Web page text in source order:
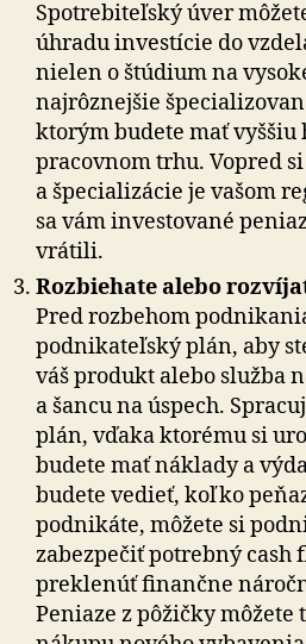
Spotrebiteľský úver
úhradu investície do
nielen o štúdium na
najrôznejšie
ktorým budete mať vyššiu
pracovnom trhu. Vopred
a špecializácie je vašom
sa vám investované
vrátili.
Rozbiehate alebo
Pred rozbehom
podnikateľský plán, aby
váš produkt alebo služba
a šancu na úspech.
plán, vďaka ktorému si
budete mať náklady a
budete vedieť, koľko
podnikáte, môžete si
zabezpečiť potrebný cash
preklenúť finančne
Peniaze z pôžičky môžete